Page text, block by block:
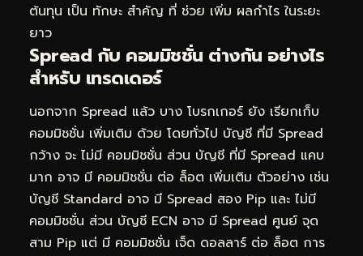
ต้นทุน เป็น ทักษะ สำคัญ ที่ ช่วย เพิ่ม ผลกำไร ในระยะ
ยาว
Spread กับ คอมมิชชั่น ต่างกัน อย่างไร
สำหรับ เทรดเดอร์
นอกจาก Spread แล้ว บาง โบรกเกอร์ ยัง เรียกเก็บ
คอมมิชชั่น เพิ่มเติม ด้วย โดยทั่วไป บัญชี ที่มี Spread
กว้าง จะ ไม่มี คอมมิชชั่น ส่วน บัญชี ที่มี Spread แคบ
มาก อาจ มี คอมมิชชั่น ต่อ ล็อต เพิ่มเติม ตัวอย่าง เช่น
บัญชี Standard อาจ มี Spread สอง Pip และ ไม่มี
คอมมิชชั่น ส่วน บัญชี ECN อาจ มี Spread ศูนย์ จุด
สาม Pip แต่ มี คอมมิชชั่น เจ็ด ดอลลาร์ ต่อ ล็อต การ